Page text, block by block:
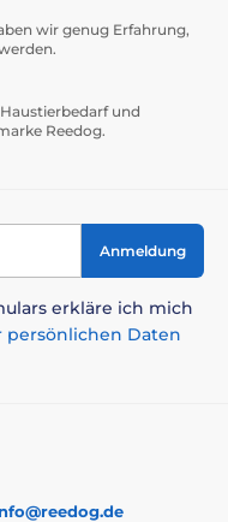
wir genug Erfahrung,
und
Reedog.
Anmeldung
erkläre ich mich
Daten